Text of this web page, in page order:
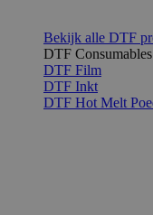
Bekijk alle DTF
DTF Consumables
DTF Film
DTF Inkt
DTF Hot Melt